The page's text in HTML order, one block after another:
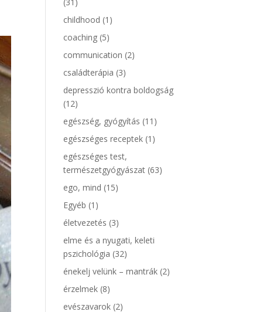
childhood (1)
coaching (5)
communication (2)
családterápia (3)
depresszió kontra boldogság
(12)
egészség, gyógyítás (11)
egészséges receptek (1)
egészséges test,
természetgyógyászat (63)
ego, mind (15)
Egyéb (1)
életvezetés (3)
elme és a nyugati, keleti
pszichológia (32)
énekelj velünk – mantrák (2)
érzelmek (8)
evészavarok (2)